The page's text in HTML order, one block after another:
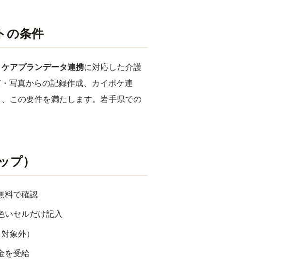
の条件
ケアプランデータ連携に対応した介護
写真からの記録作成、カイポケ連
この要件を満たします。岩手県での
プ）
料で確認
いセルだけ記入
象外）
を受給